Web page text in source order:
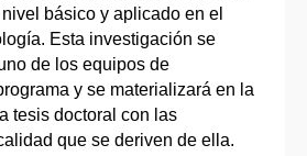
básico y aplicado en el
Esta investigación se
de los equipos de
y se materializará en la
tesis doctoral con las
que se deriven de ella.